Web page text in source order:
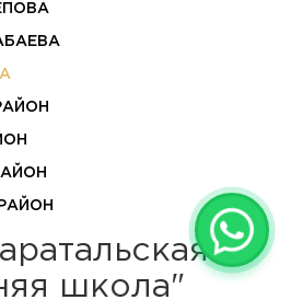
школа"